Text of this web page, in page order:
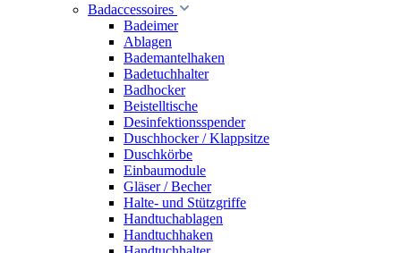
Badaccessoires
Badeimer
Ablagen
Bademantelhaken
Badetuchhalter
Badhocker
Beistelltische
Desinfektionsspender
Duschhocker / Klappsitze
Duschkörbe
Einbaumodule
Gläser / Becher
Halte- und Stützgriffe
Handtuchablagen
Handtuchhaken